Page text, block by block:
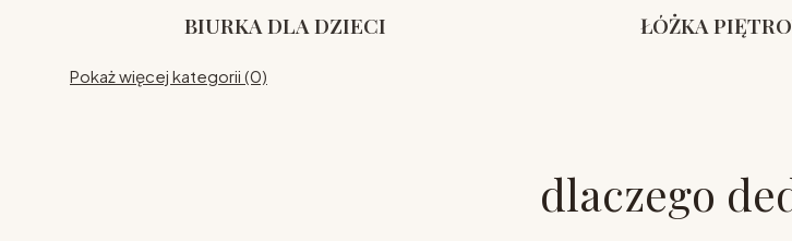
BIURKA DLA DZIECI ŁÓŻKA
Pokaż więcej kategorii (0)
dlaczego